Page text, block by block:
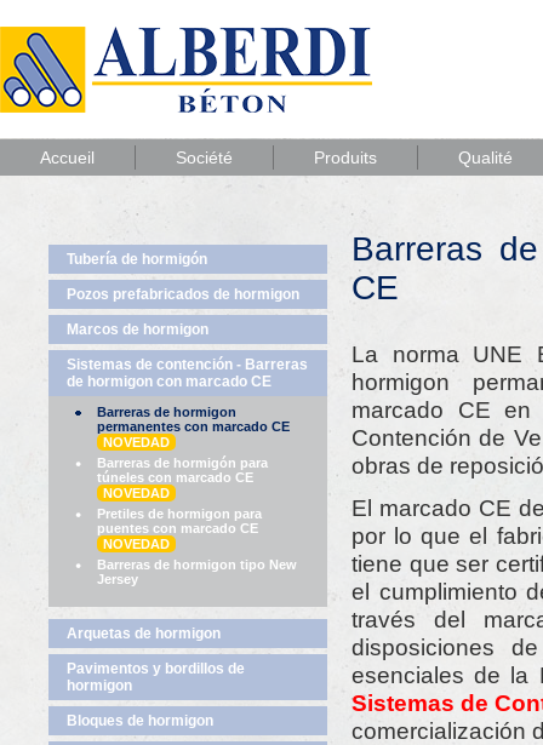
Accueil Société Produits Qualité
Tubería de hormigón
Pozos prefabricados de hormigon
Marcos de hormigon
Sistemas de contención - Barreras
de hormigon con marcado CE
Barreras de hormigon
permanentes con marcado CE
NOVEDAD
Barreras de hormigón para
túneles con marcado CE
NOVEDAD
Pretiles de hormigon para
puentes con marcado CE
NOVEDAD
Barreras de hormigon tipo New
Jersey
Arquetas de hormigon
Pavimentos y bordillos de
hormigon
Bloques de hormigon
Barreras
CE
La norma UNE
hormigon
marcado CE
Contención de
obras de
El marcado CE
por lo que el
tiene que ser
el cumplimiento
través del
disposiciones
esenciales de la
Sistemas de
comercialización